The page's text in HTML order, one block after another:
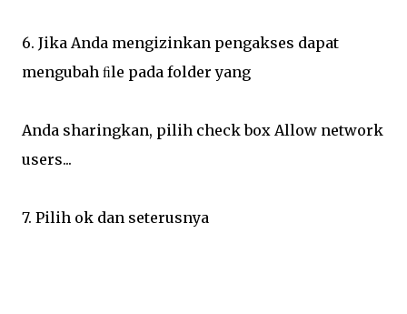
6. Jika Anda mengizinkan pengakses dapat
mengubah ﬁle pada folder yang
Anda sharingkan, pilih check box Allow network
users...
7. Pilih ok dan seterusnya